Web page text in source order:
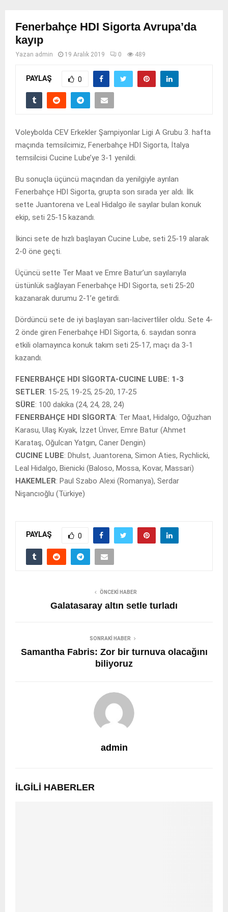
Fenerbahçe HDI Sigorta Avrupa’da
kayıp
Yazan admin 19 Aralık 2019 0 489
PAYLAŞ 0
Voleybolda CEV Erkekler Şampiyonlar Ligi A Grubu 3. hafta
maçında temsilcimiz, Fenerbahçe HDI Sigorta, İtalya
temsilcisi Cucine Lube’ye 3-1 yenildi.
Bu sonuçla üçüncü maçından da yenilgiyle ayrılan
Fenerbahçe HDI Sigorta, grupta son sırada yer aldı. İlk
sette Juantorena ve Leal Hidalgo ile sayılar bulan konuk
ekip, seti 25-15 kazandı.
İkinci sete de hızlı başlayan Cucine Lube, seti 25-19 alarak
2-0 öne geçti.
Üçüncü sette Ter Maat ve Emre Batur’un sayılarıyla
üstünlük sağlayan Fenerbahçe HDI Sigorta, seti 25-20
kazanarak durumu 2-1’e getirdi.
Dördüncü sete de iyi başlayan sarı-lacivertliler oldu. Sete 4-
2 önde giren Fenerbahçe HDI Sigorta, 6. sayıdan sonra
etkili olamayınca konuk takım seti 25-17, maçı da 3-1
kazandı.
FENERBAHÇE HDI SİGORTA-CUCINE LUBE: 1-3
SETLER: 15-25, 19-25, 25-20, 17-25
SÜRE: 100 dakika (24, 24, 28, 24)
FENERBAHÇE HDI SİGORTA: Ter Maat, Hidalgo, Oğuzhan
Karasu, Ulaş Kıyak, İzzet Ünver, Emre Batur (Ahmet
Karataş, Oğulcan Yatgın, Caner Dengin)
CUCINE LUBE: Dhulst, Juantorena, Simon Aties, Rychlicki,
Leal Hidalgo, Bienicki (Baloso, Mossa, Kovar, Massari)
HAKEMLER: Paul Szabo Alexi (Romanya), Serdar
Nişancıoğlu (Türkiye)
PAYLAŞ 0
ÖNCEKI HABER
Galatasaray altın setle turladı
SONRAKI HABER
Samantha Fabris: Zor bir turnuva olacağını
biliyoruz
admin
İLGILI HABERLER